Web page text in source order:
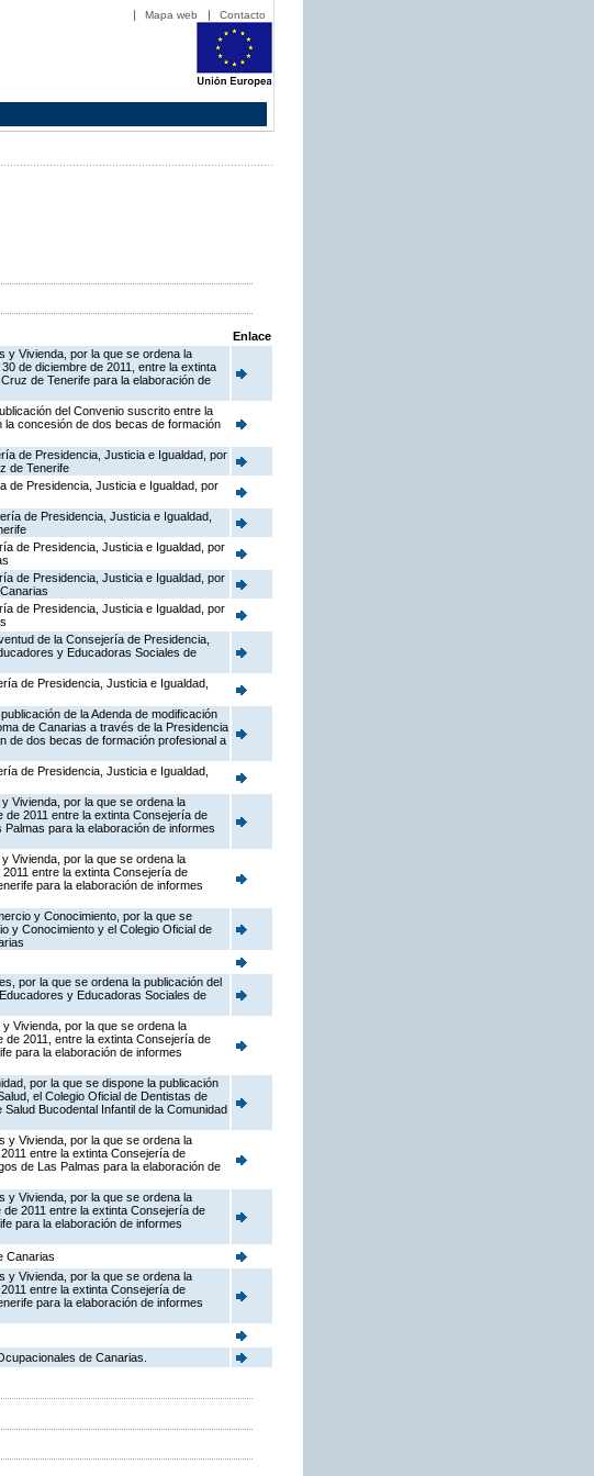
Mapa web Contacto
Enlace
y Vivienda, por la que se ordena la
de diciembre de 2011, entre la extinta
de Tenerife para la elaboración de
del Convenio suscrito entre la
la concesión de dos becas de formación
de Presidencia, Justicia e Igualdad, por
de Tenerife
de Presidencia, Justicia e Igualdad, por
de Presidencia, Justicia e Igualdad,
de Presidencia, Justicia e Igualdad, por
de Presidencia, Justicia e Igualdad, por
de Presidencia, Justicia e Igualdad, por
de la Consejería de Presidencia,
y Educadoras Sociales de
de Presidencia, Justicia e Igualdad,
de la Adenda de modificación
de Canarias a través de la Presidencia
de dos becas de formación profesional a
de Presidencia, Justicia e Igualdad,
Vivienda, por la que se ordena la
2011 entre la extinta Consejería de
para la elaboración de informes
Vivienda, por la que se ordena la
entre la extinta Consejería de
para la elaboración de informes
y Conocimiento, por la que se
y Conocimiento y el Colegio Oficial de
por la que se ordena la publicación del
y Educadoras Sociales de
Vivienda, por la que se ordena la
2011, entre la extinta Consejería de
para la elaboración de informes
por la que se dispone la publicación
el Colegio Oficial de Dentistas de
Bucodental Infantil de la Comunidad
y Vivienda, por la que se ordena la
entre la extinta Consejería de
de Las Palmas para la elaboración de
y Vivienda, por la que se ordena la
2011 entre la extinta Consejería de
para la elaboración de informes
Canarias
y Vivienda, por la que se ordena la
entre la extinta Consejería de
para la elaboración de informes
de Canarias.